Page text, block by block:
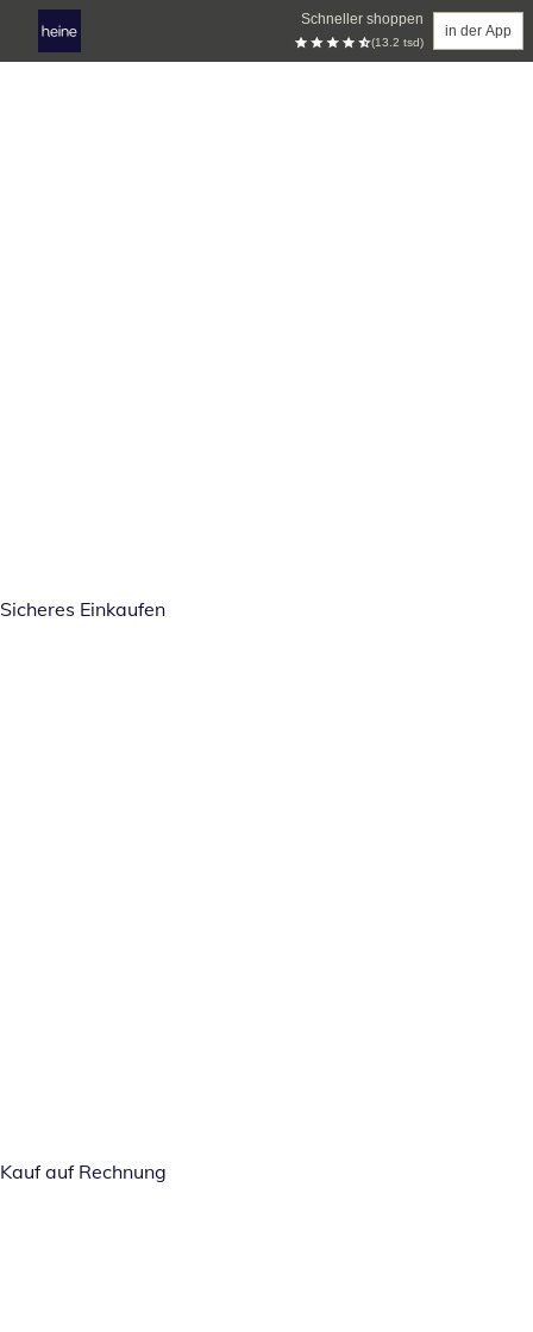
Schneller shoppen
(13.2 tsd)
in der App
Sicheres Einkaufen
Kauf auf Rechnung